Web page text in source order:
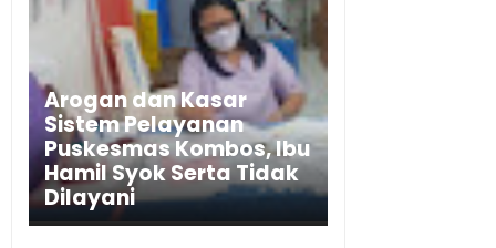
Arogan dan Kasar
Sistem Pelayanan
Puskesmas Kombos, Ibu
Hamil Syok Serta Tidak
Dilayani